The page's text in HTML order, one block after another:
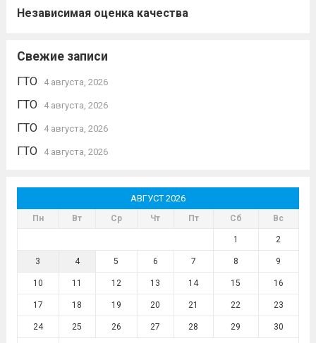
Независимая оценка качества
Свежие записи
ГТО 4 августа, 2026
ГТО 4 августа, 2026
ГТО 4 августа, 2026
ГТО 4 августа, 2026
АВГУСТ 2026
Пн Вт Ср Чт Пт Сб Вс
1 2
3 4 5 6 7 8 9
10 11 12 13 14 15 16
17 18 19 20 21 22 23
24 25 26 27 28 29 30